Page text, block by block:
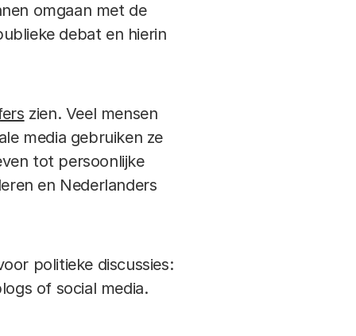
omgaan met de
debat en hierin
zien. Veel mensen
media gebruiken ze
tot persoonlijke
en Nederlanders
politieke discussies:
of social media.